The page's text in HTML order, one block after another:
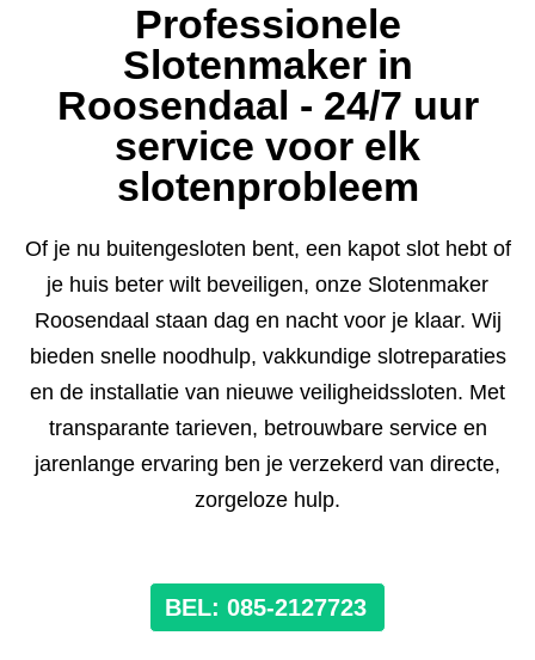
Professionele
Slotenmaker in
Roosendaal - 24/7 uur
service voor elk
slotenprobleem
Of je nu buitengesloten bent, een kapot slot hebt of
je huis beter wilt beveiligen, onze Slotenmaker
Roosendaal staan dag en nacht voor je klaar. Wij
bieden snelle noodhulp, vakkundige slotreparaties
en de installatie van nieuwe veiligheidssloten. Met
transparante tarieven, betrouwbare service en
jarenlange ervaring ben je verzekerd van directe,
zorgeloze hulp.
BEL: 085-2127723